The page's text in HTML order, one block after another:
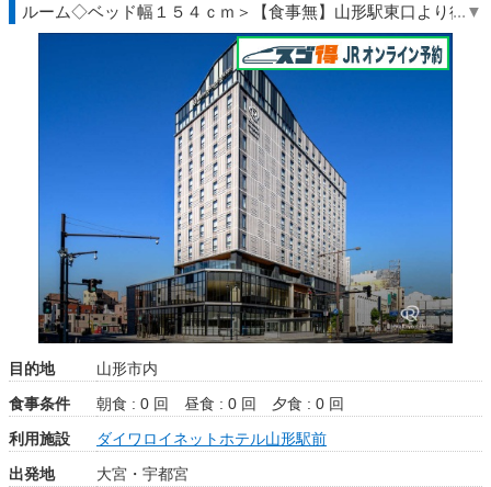
ルーム◇ベッド幅１５４ｃｍ＞【食事無】山形駅東口より徒歩
約３分◇ＪＲ駅受取
目的地
山形市内
食事条件
朝食 : 0 回 昼食 : 0 回
夕食 : 0 回
利用施設
ダイワロイネットホテル山形駅前
出発地
大宮・宇都宮